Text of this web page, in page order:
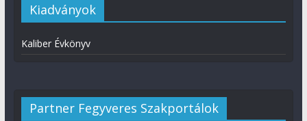
Kiadványok
Kaliber Évkönyv
Partner Fegyveres Szakportálok